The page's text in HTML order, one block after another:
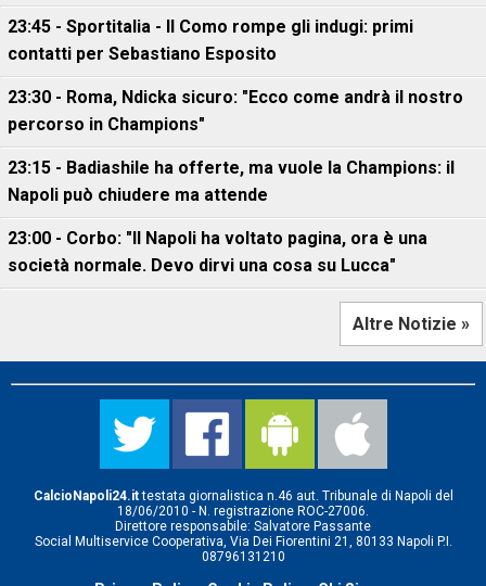
23:45 - Sportitalia - Il Como rompe gli indugi: primi
contatti per Sebastiano Esposito
23:30 - Roma, Ndicka sicuro: "Ecco come andrà il nostro
percorso in Champions"
23:15 - Badiashile ha offerte, ma vuole la Champions: il
Napoli può chiudere ma attende
23:00 - Corbo: "Il Napoli ha voltato pagina, ora è una
società normale. Devo dirvi una cosa su Lucca"
Altre Notizie »
CalcioNapoli24.ittestata giornalistica n.46 aut. Tribunale di Napoli del
18/06/2010 - N. registrazione ROC-27006.
Direttore responsabile: Salvatore Passante
Social Multiservice Cooperativa, Via Dei Fiorentini 21, 80133 Napoli P.I.
08796131210